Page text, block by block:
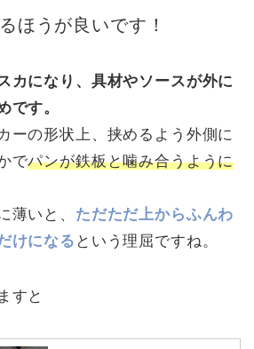
ほうが良いです！
カになり、具材やソースが外に
です。
ーの形状上、挟めるよう外側に
でパンが鉄板と噛み合うように
薄いと、 ただただ上からふんわ
けになる という理屈ですね。
すと